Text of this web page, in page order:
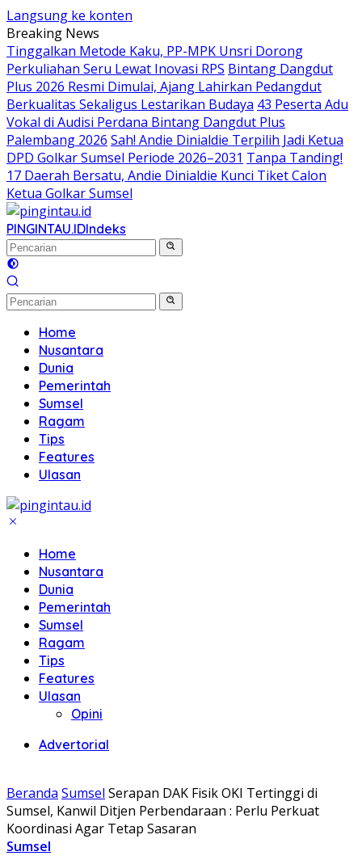
Langsung ke konten
Breaking News
Tinggalkan Metode Kaku, PP-MPK Unsri Dorong
Perkuliahan Seru Lewat Inovasi RPS Bintang Dangdut
Plus 2026 Resmi Dimulai, Ajang Lahirkan Pedangdut
Berkualitas Sekaligus Lestarikan Budaya 43 Peserta Adu
Vokal di Audisi Perdana Bintang Dangdut Plus
Palembang 2026 Sah! Andie Dinialdie Terpilih Jadi Ketua
DPD Golkar Sumsel Periode 2026–2031 Tanpa Tanding!
17 Daerah Bersatu, Andie Dinialdie Kunci Tiket Calon
Ketua Golkar Sumsel
PINGINTAU.IDIndeks
Home
Nusantara
Dunia
Pemerintah
Sumsel
Ragam
Tips
Features
Ulasan
Home
Nusantara
Dunia
Pemerintah
Sumsel
Ragam
Tips
Features
Ulasan
Opini
Advertorial
Beranda Sumsel Serapan DAK Fisik OKI Tertinggi di
Sumsel, Kanwil Ditjen Perbendaraan : Perlu Perkuat
Koordinasi Agar Tetap Sasaran
Sumsel